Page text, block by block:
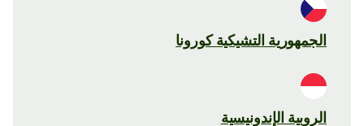
الجمهورية التشيكية كورونا
الروبية الإندونيسية